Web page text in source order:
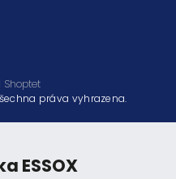
Shoptet
práva vyhrazena.
ESSOX